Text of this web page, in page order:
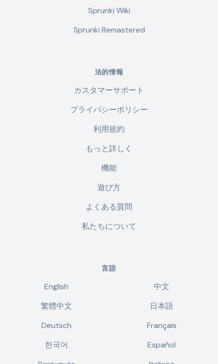
Sprunki Wiki
Sprunki Remastered
法的情報
カスタマーサポート
プライバシーポリシー
利用規約
もっと詳しく
機能
遊び方
よくある質問
私たちについて
言語
English
中文
繁體中文
日本語
Deutsch
Français
한국어
Español